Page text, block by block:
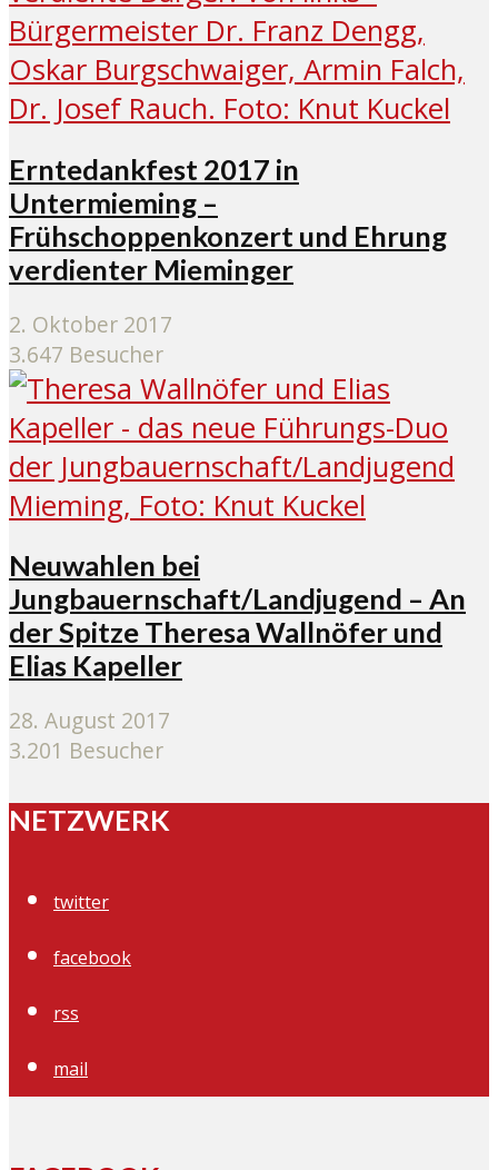
Erntedankfest 2017 in
Untermieming –
Frühschoppenkonzert und Ehrung
verdienter Mieminger
2. Oktober 2017
3.647 Besucher
Neuwahlen bei
Jungbauernschaft/Landjugend – An
der Spitze Theresa Wallnöfer und
Elias Kapeller
28. August 2017
3.201 Besucher
NETZWERK
twitter
facebook
rss
mail